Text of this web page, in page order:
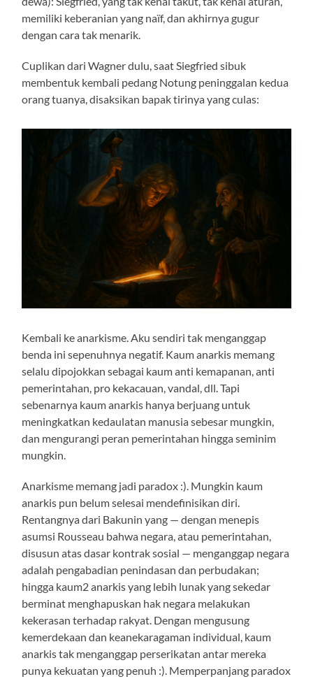
memiliki keberanian yang naïf, dan akhirnya gugur
dengan cara tak menarik.
Cuplikan dari Wagner dulu, saat Siegfried sibuk
membentuk kembali pedang Notung peninggalan kedua
orang tuanya, disaksikan bapak tirinya yang culas:
Kembali ke anarkisme. Aku sendiri tak menganggap
benda ini sepenuhnya negatif. Kaum anarkis memang
selalu dipojokkan sebagai kaum anti kemapanan, anti
pemerintahan, pro kekacauan, vandal, dll. Tapi
sebenarnya kaum anarkis hanya berjuang untuk
meningkatkan kedaulatan manusia sebesar mungkin,
dan mengurangi peran pemerintahan hingga seminim
mungkin.
Anarkisme memang jadi paradox :). Mungkin kaum
anarkis pun belum selesai mendefinisikan diri.
Rentangnya dari Bakunin yang — dengan menepis
asumsi Rousseau bahwa negara, atau pemerintahan,
disusun atas dasar kontrak sosial — menganggap negara
adalah pengabadian penindasan dan perbudakan;
hingga kaum2 anarkis yang lebih lunak yang sekedar
berminat menghapuskan hak negara melakukan
kekerasan terhadap rakyat. Dengan mengusung
kemerdekaan dan keanekaragaman individual, kaum
anarkis tak menganggap perserikatan antar mereka
punya kekuatan yang penuh :). Memperpanjang paradox